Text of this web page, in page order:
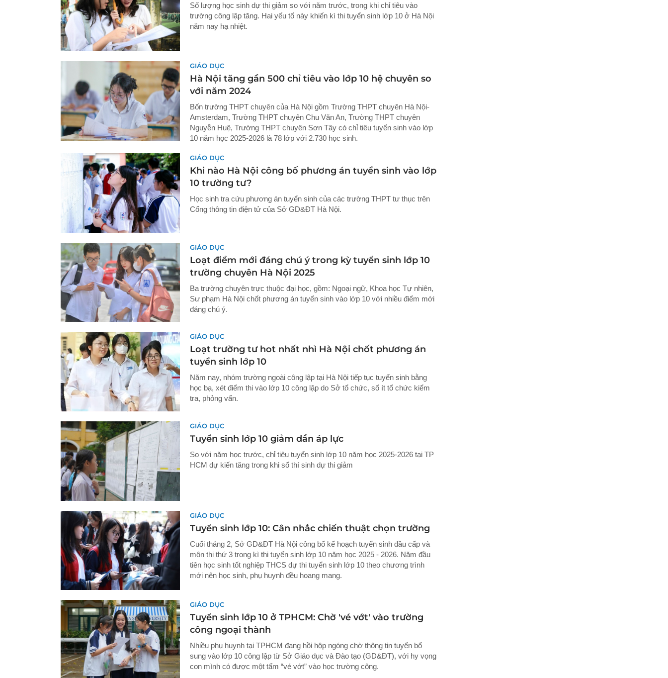
Số lượng học sinh dự thi giảm so với năm trước, trong khi chỉ tiêu vào
trường công lập tăng. Hai yếu tố này khiến kì thi tuyển sinh lớp 10 ở Hà Nội
năm nay hạ nhiệt.
GIÁO DỤC
Hà Nội tăng gần 500 chỉ tiêu vào lớp 10 hệ chuyên so
với năm 2024
Bốn trường THPT chuyên của Hà Nội gồm Trường THPT chuyên Hà Nội-
Amsterdam, Trường THPT chuyên Chu Văn An, Trường THPT chuyên
Nguyễn Huệ, Trường THPT chuyên Sơn Tây có chỉ tiêu tuyển sinh vào lớp
10 năm học 2025-2026 là 78 lớp với 2.730 học sinh.
GIÁO DỤC
Khi nào Hà Nội công bố phương án tuyển sinh vào lớp
10 trường tư?
Học sinh tra cứu phương án tuyển sinh của các trường THPT tư thục trên
Cổng thông tin điện tử của Sở GD&ĐT Hà Nội.
GIÁO DỤC
Loạt điểm mới đáng chú ý trong kỳ tuyển sinh lớp 10
trường chuyên Hà Nội 2025
Ba trường chuyên trực thuộc đại học, gồm: Ngoại ngữ, Khoa học Tự nhiên,
Sư phạm Hà Nội chốt phương án tuyển sinh vào lớp 10 với nhiều điểm mới
đáng chú ý.
GIÁO DỤC
Loạt trường tư hot nhất nhì Hà Nội chốt phương án
tuyển sinh lớp 10
Năm nay, nhóm trường ngoài công lập tại Hà Nội tiếp tục tuyển sinh bằng
học bạ, xét điểm thi vào lớp 10 công lập do Sở tổ chức, số ít tổ chức kiểm
tra, phỏng vấn.
GIÁO DỤC
Tuyển sinh lớp 10 giảm dần áp lực
So với năm học trước, chỉ tiêu tuyển sinh lớp 10 năm học 2025-2026 tại TP
HCM dự kiến tăng trong khi số thí sinh dự thi giảm
GIÁO DỤC
Tuyển sinh lớp 10: Cân nhắc chiến thuật chọn trường
Cuối tháng 2, Sở GD&ĐT Hà Nội công bố kế hoạch tuyển sinh đầu cấp và
môn thi thứ 3 trong kì thi tuyển sinh lớp 10 năm học 2025 - 2026. Năm đầu
tiên học sinh tốt nghiệp THCS dự thi tuyển sinh lớp 10 theo chương trình
mới nên học sinh, phụ huynh đều hoang mang.
GIÁO DỤC
Tuyển sinh lớp 10 ở TPHCM: Chờ 'vé vớt' vào trường
công ngoại thành
Nhiều phụ huynh tại TPHCM đang hồi hộp ngóng chờ thông tin tuyển bổ
sung vào lớp 10 công lập từ Sở Giáo dục và Đào tạo (GD&ĐT), với hy vọng
con mình có được một tấm “vé vớt” vào học trường công.